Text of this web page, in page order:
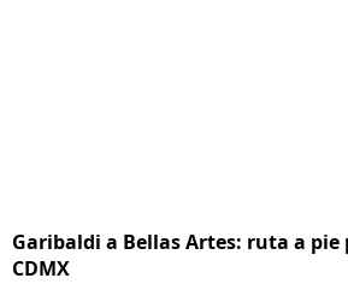
Garibaldi a Bellas Artes: ruta a pie
CDMX